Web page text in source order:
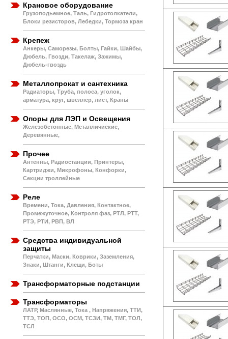
Крановое оборудование
Грузоподьемное, Таль, Гидротолкатели,
Блоки резисторов, Лебедки, Тормоза кран
Крепеж
Анкеры, Саморезы, Болты, Гайки, Шайбы,
Дюбель, Гвозди, Такелаж, Зажимы,
Дюбель-гвоздь
Металлопрокат и сантехника
Радиаторы, Труба, полоса, уголок,
арматура, круг, швеллер, лист, Краны
Опоры для ЛЭП и Освещения
Железобетонные, Металличиские,
Деревянные,
Прочее
Антенны, Радиостанции, Принтеры,
Картриджи, Микрофоны, Конфорки,
Секции троллейные
Реле
Времени, Тока, Давления, Контактное,
Промежуточное, Контроля фаз, РТЛ, РТТ,
РТЭ, РТИ, РВП, ВЛ
Средства индивидуальной
защиты
Перчатки, Маски, Коврики, Заземления,
Знаки, Штанги, Клещи, Боты
Трансформаторные подстанции
Трансформаторы
ЛАТР, Маслянные, Тока , Напряжения, ТТИ,
ТТЭ, ТОП, ОСО, ОСМ, ТСЗИ, ТМ, ТМГ, ТОЛ,
ТСЛ